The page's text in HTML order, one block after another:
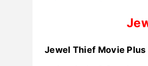
Jewel Thief Movie Plus